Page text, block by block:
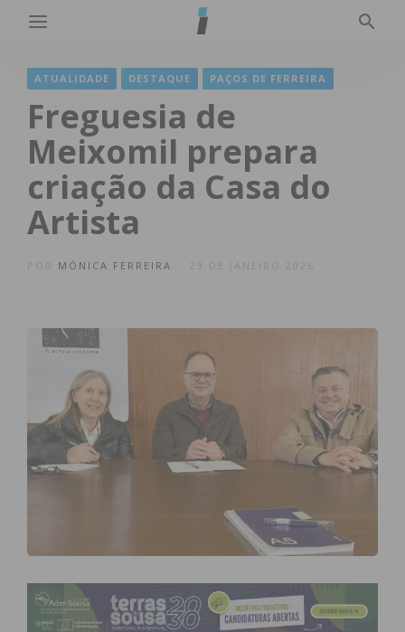
ATUALIDADE DESTAQUE PAÇOS DE FERREIRA
Freguesia de
Meixomil prepara
criação da Casa do
Artista
MÓNICA FERREIRA 23 DE JANEIRO 2026